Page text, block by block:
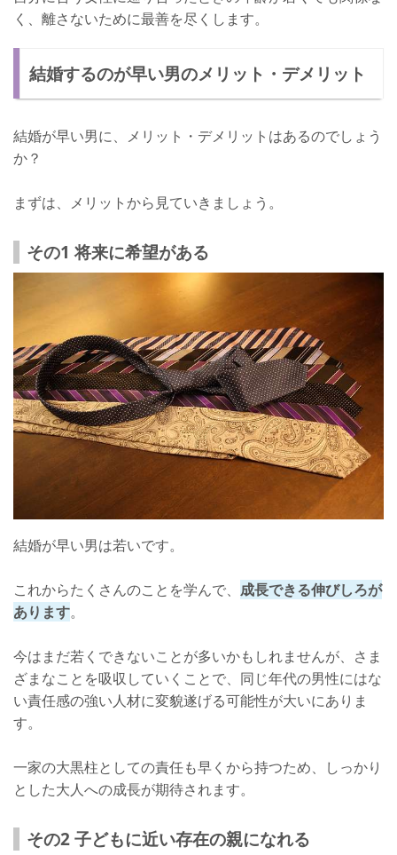
く、離さないために最善を尽くします。
結婚するのが早い男のメリット・デメリット
結婚が早い男に、メリット・デメリットはあるのでしょう
か？
まずは、メリットから見ていきましょう。
その1 将来に希望がある
結婚が早い男は若いです。
これからたくさんのことを学んで、 成長できる伸びしろが
あります。
今はまだ若くできないことが多いかもしれませんが、さま
ざまなことを吸収していくことで、同じ年代の男性にはな
い責任感の強い人材に変貌遂げる可能性が大いにありま
す。
一家の大黒柱としての責任も早くから持つため、しっかり
とした大人への成長が期待されます。
その2 子どもに近い存在の親になれる